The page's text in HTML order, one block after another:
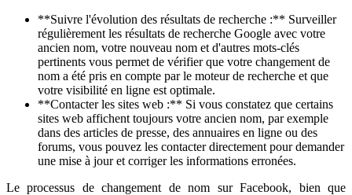
**Suivre l'évolution des résultats de recherche :** Surveiller
régulièrement les résultats de recherche Google avec votre
ancien nom, votre nouveau nom et d'autres mots-clés
pertinents vous permet de vérifier que votre changement de
nom a été pris en compte par le moteur de recherche et que
votre visibilité en ligne est optimale.
**Contacter les sites web :** Si vous constatez que certains
sites web affichent toujours votre ancien nom, par exemple
dans des articles de presse, des annuaires en ligne ou des
forums, vous pouvez les contacter directement pour demander
une mise à jour et corriger les informations erronées.
Le processus de changement de nom sur Facebook, bien que